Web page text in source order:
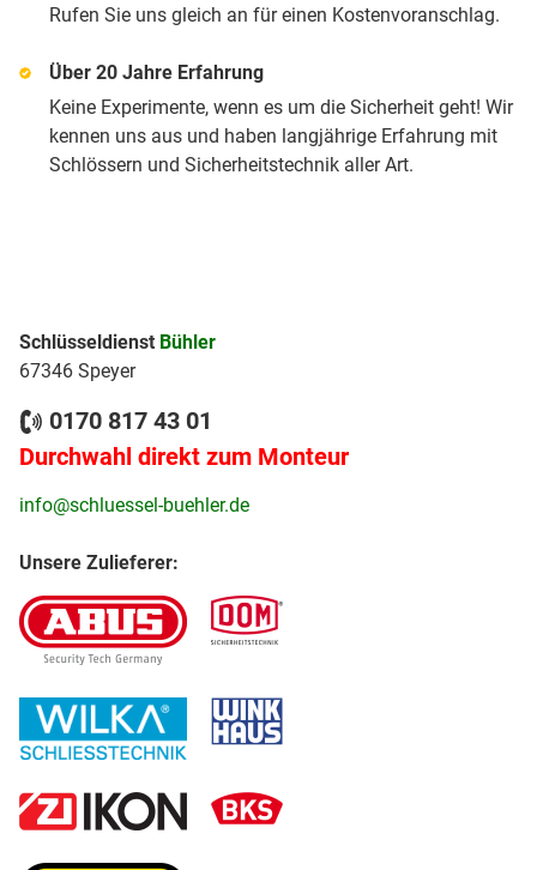
Rufen Sie uns gleich an für einen Kostenvoranschlag.
Über 20 Jahre Erfahrung
Keine Experimente, wenn es um die Sicherheit geht! Wir
kennen uns aus und haben langjährige Erfahrung mit
Schlössern und Sicherheitstechnik aller Art.
Schlüsseldienst Bühler
67346 Speyer
0170 817 43 01
Durchwahl direkt zum Monteur
info@schluessel-buehler.de
Unsere Zulieferer: